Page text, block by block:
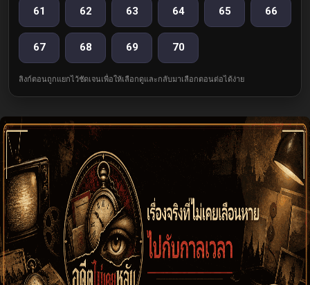
61 62 63 64 65 66
67 68 69 70
ลิงก์ตอนถูกแยกไว้ชัดเจนเพื่อให้เลือกดูและกลับมาเลือกตอนต่อได้ง่าย